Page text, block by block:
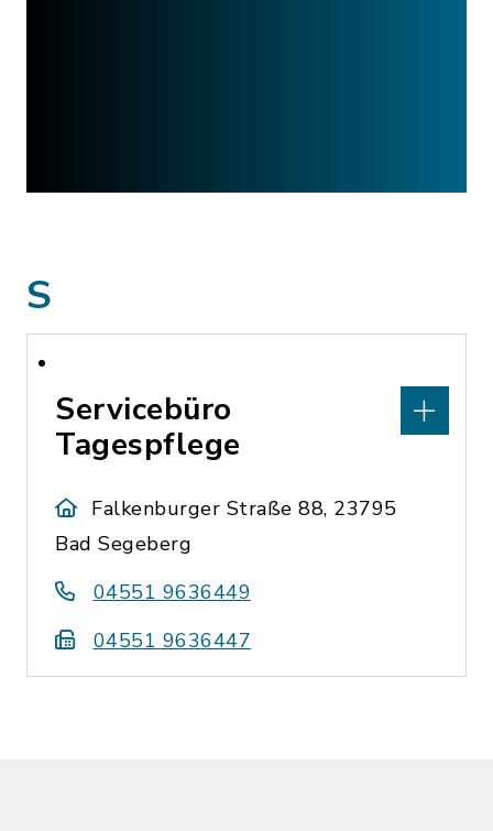
S
Servicebüro
Tagespflege
Falkenburger Straße 88, 23795
Bad Segeberg
04551 9636449
04551 9636447